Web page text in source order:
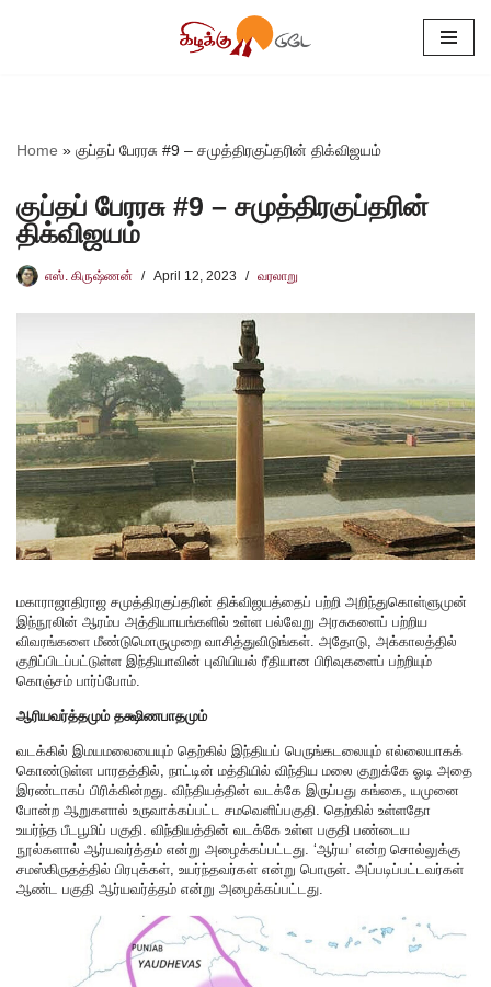
Home » குப்தப் பேரரசு #9 – சமுத்திரகுப்தரின் திக்விஜயம்
குப்தப் பேரரசு #9 – சமுத்திரகுப்தரின்
திக்விஜயம்
எஸ். கிருஷ்ணன் April 12, 2023 வரலாறு
மகாராஜாதிராஜ சமுத்திரகுப்தரின் திக்விஜயத்தைப் பற்றி அறிந்துகொள்ளுமுன்
இந்நூலின் ஆரம்ப அத்தியாயங்களில் உள்ள பல்வேறு அரசுகளைப் பற்றிய
விவரங்களை மீண்டுமொருமுறை வாசித்துவிடுங்கள். அதோடு, அக்காலத்தில்
குறிப்பிடப்பட்டுள்ள இந்தியாவின் புவியியல் ரீதியான பிரிவுகளைப் பற்றியும்
கொஞ்சம் பார்ப்போம்.
ஆரியவர்த்தமும் தக்ஷிணபாதமும்
வடக்கில் இமயமலையையும் தெற்கில் இந்தியப் பெருங்கடலையும் எல்லையாகக்
கொண்டுள்ள பாரதத்தில், நாட்டின் மத்தியில் விந்திய மலை குறுக்கே ஓடி அதை
இரண்டாகப் பிரிக்கின்றது. விந்தியத்தின் வடக்கே இருப்பது கங்கை, யமுனை
போன்ற ஆறுகளால் உருவாக்கப்பட்ட சமவெளிப்பகுதி. தெற்கில் உள்ளதோ
உயர்ந்த பீடபூமிப் பகுதி. விந்தியத்தின் வடக்கே உள்ள பகுதி பண்டைய
நூல்களால் ஆர்யவர்த்தம் என்று அழைக்கப்பட்டது. ‘ஆர்ய’ என்ற சொல்லுக்கு
சமஸ்கிருதத்தில் பிரபுக்கள், உயர்ந்தவர்கள் என்று பொருள். அப்படிப்பட்டவர்கள்
ஆண்ட பகுதி ஆர்யவர்த்தம் என்று அழைக்கப்பட்டது.